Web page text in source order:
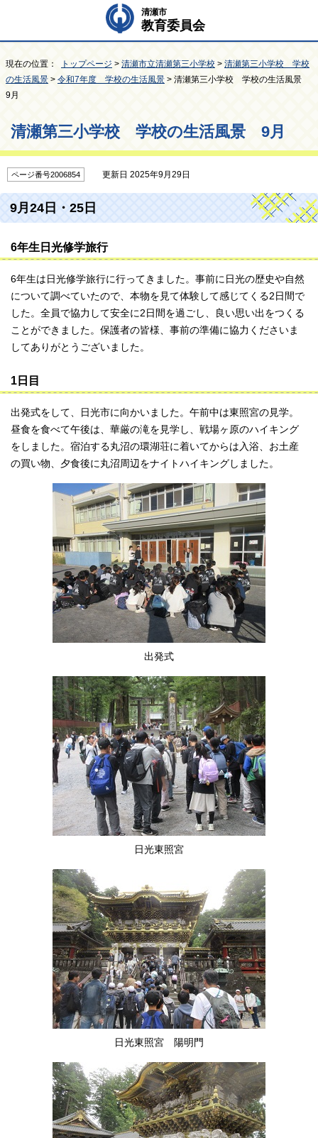
清瀬市
教育委員会
現在の位置： トップページ > 清瀬市立清瀬第三小学校 > 清瀬第三小学校 学校
の生活風景 > 令和7年度 学校の生活風景 > 清瀬第三小学校 学校の生活風景
9月
清瀬第三小学校 学校の生活風景 9月
ページ番号2006854 更新日 2025年9月29日
9月24日・25日
6年生日光修学旅行
6年生は日光修学旅行に行ってきました。事前に日光の歴史や自然
について調べていたので、本物を見て体験して感じてくる2日間で
した。全員で協力して安全に2日間を過ごし、良い思い出をつくる
ことができました。保護者の皆様、事前の準備に協力くださいま
してありがとうございました。
1日目
出発式をして、日光市に向かいました。午前中は東照宮の見学。
昼食を食べて午後は、華厳の滝を見学し、戦場ヶ原のハイキング
をしました。宿泊する丸沼の環湖荘に着いてからは入浴、お土産
の買い物、夕食後に丸沼周辺をナイトハイキングしました。
出発式
日光東照宮
日光東照宮 陽明門